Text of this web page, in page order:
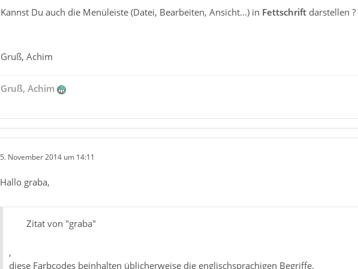
Kannst Du auch die Menüleiste (Datei, Bearbeiten, Ansicht...) in Fettschriftdarstellen ?
Gruß, Achim
Gruß, Achim
5. November 2014 um 14:11
Hallo graba,
Zitat von "graba"
,
diese Farbcodes beinhalten üblicherweise die englischsprachigen Begriffe.